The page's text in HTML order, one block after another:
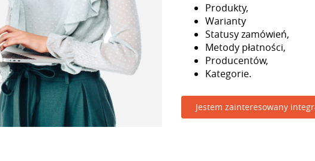
Produkty,
Warianty
Statusy zamówień,
Metody płatności,
Producentów,
Kategorie.
Jestem zainteresowany